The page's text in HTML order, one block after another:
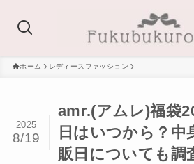
ホーム レディースファッション
amr.(アムレ)福袋
日はいつから？中
販日についても調
2025
8/19